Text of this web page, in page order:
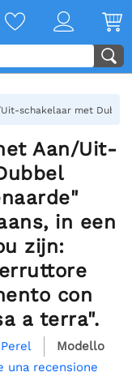
schakelaar met
Aan/Uit-
in een
zijn:
con
a terra".
Perel
Modello
una recensione